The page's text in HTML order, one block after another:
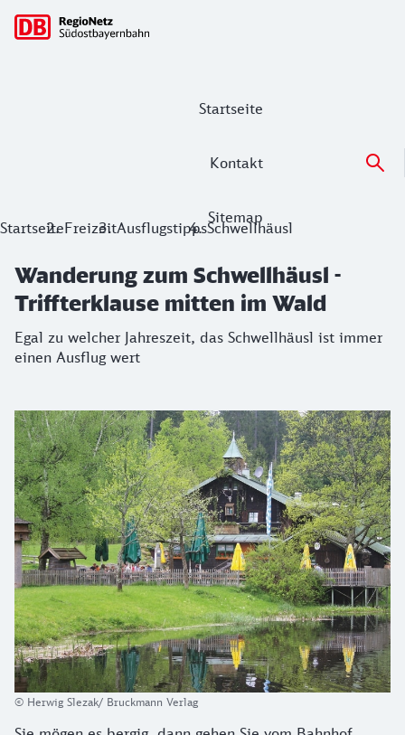
Startseite
Kontakt
Sitemap
Hauptnavigation
Wanderung zum Schwellhäusl -
StartseiteFreizeitAusflugstippsSchwellhäusl
Wanderung zum Schwellhäusl -
Triffterklause mitten im Wald
Egal zu welcher Jahreszeit, das Schwellhäusl ist immer
einen Ausflug wert
© Herwig Slezak/ Bruckmann Verlag